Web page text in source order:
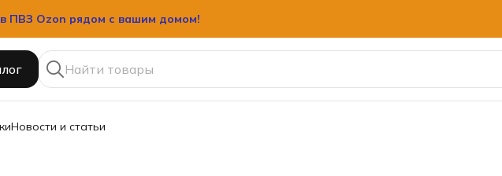
ПВЗ Ozon рядом с вашим домом!
в ПВЗ Ozon рядом с вашим домом!
Новости и статьи